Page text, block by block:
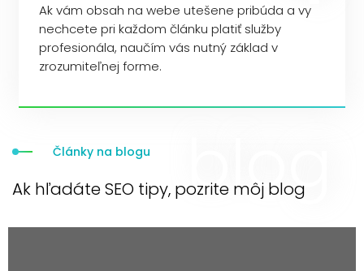
Ak vám obsah na webe utešene pribúda a vy
nechcete pri každom článku platiť služby
profesionála, naučím vás nutný základ v
zrozumiteľnej forme.
Články na blogu
Ak hľadáte SEO tipy, pozrite môj blog